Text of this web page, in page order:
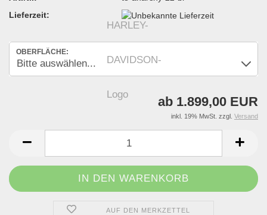
Lieferzeit:
OBERFLÄCHE:
ab 1.899,00 EUR
inkl. 19% MwSt. zzgl. Versand
AUF DEN MERKZETTEL